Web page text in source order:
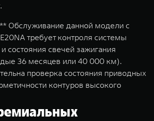
Обслуживание данной модели с
требует контроля системы
состояния свечей зажигания
36 месяцев или 40 000 км).
проверка состояния приводных
контуров высокого